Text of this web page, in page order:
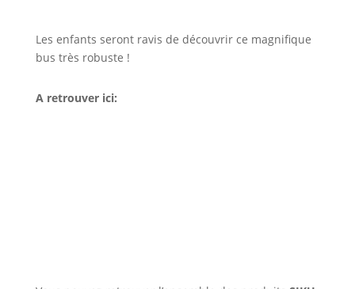
Les enfants seront ravis de découvrir ce magnifique
bus très robuste !
A retrouver ici: